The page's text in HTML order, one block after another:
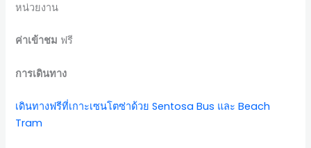
หน่วยงาน
ค่าเข้าชม ฟรี
การเดินทาง
เดินทางฟรีที่เกาะเซนโตซ่าด้วย Sentosa Bus และ Beach
Tram